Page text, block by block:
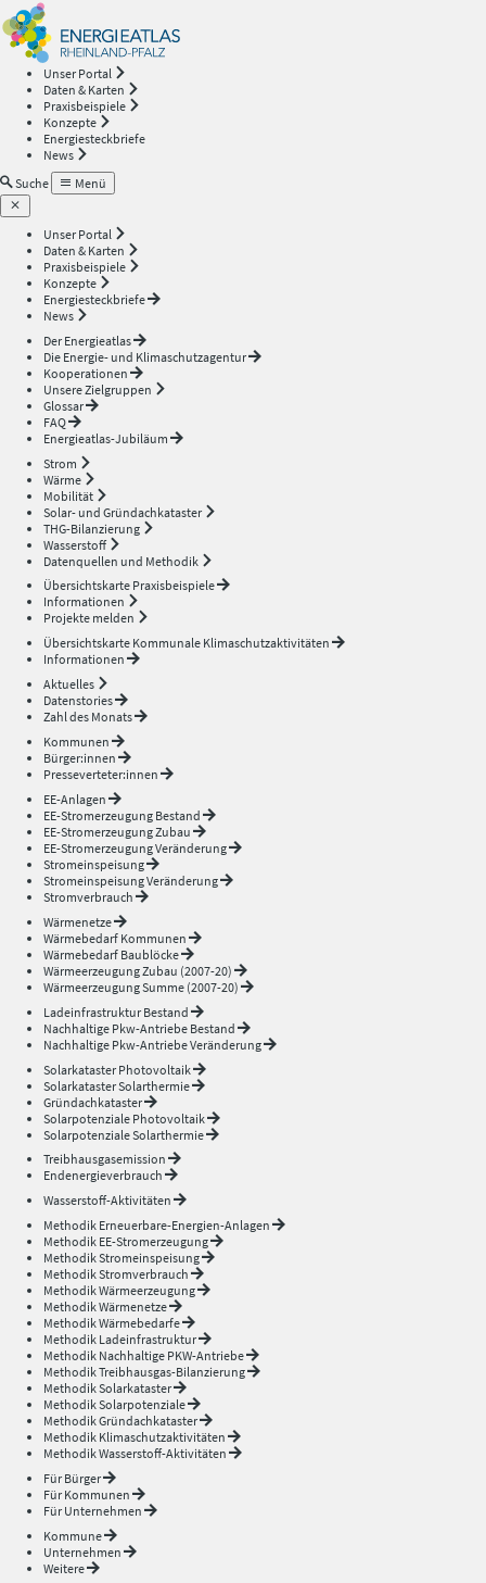
Unser Portal
Daten & Karten
Praxisbeispiele
Konzepte
Energiesteckbriefe
News
Suche
Menü
Unser Portal
Daten & Karten
Praxisbeispiele
Konzepte
Energiesteckbriefe
News
Der Energieatlas
Die Energie- und Klimaschutzagentur
Kooperationen
Unsere Zielgruppen
Glossar
FAQ
Energieatlas-Jubiläum
Strom
Wärme
Mobilität
Solar- und Gründachkataster
THG-Bilanzierung
Wasserstoff
Datenquellen und Methodik
Übersichtskarte Praxisbeispiele
Informationen
Projekte melden
Übersichtskarte Kommunale Klimaschutzaktivitäten
Informationen
Aktuelles
Datenstories
Zahl des Monats
Kommunen
Bürger:innen
Presseverteter:innen
EE-Anlagen
EE-Stromerzeugung Bestand
EE-Stromerzeugung Zubau
EE-Stromerzeugung Veränderung
Stromeinspeisung
Stromeinspeisung Veränderung
Stromverbrauch
Wärmenetze
Wärmebedarf Kommunen
Wärmebedarf Baublöcke
Wärmeerzeugung Zubau (2007-20)
Wärmeerzeugung Summe (2007-20)
Ladeinfrastruktur Bestand
Nachhaltige Pkw-Antriebe Bestand
Nachhaltige Pkw-Antriebe Veränderung
Solarkataster Photovoltaik
Solarkataster Solarthermie
Gründachkataster
Solarpotenziale Photovoltaik
Solarpotenziale Solarthermie
Treibhausgasemission
Endenergieverbrauch
Wasserstoff-Aktivitäten
Methodik Erneuerbare-Energien-Anlagen
Methodik EE-Stromerzeugung
Methodik Stromeinspeisung
Methodik Stromverbrauch
Methodik Wärmeerzeugung
Methodik Wärmenetze
Methodik Wärmebedarfe
Methodik Ladeinfrastruktur
Methodik Nachhaltige PKW-Antriebe
Methodik Treibhausgas-Bilanzierung
Methodik Solarkataster
Methodik Solarpotenziale
Methodik Gründachkataster
Methodik Klimaschutzaktivitäten
Methodik Wasserstoff-Aktivitäten
Für Bürger
Für Kommunen
Für Unternehmen
Kommune
Unternehmen
Weitere